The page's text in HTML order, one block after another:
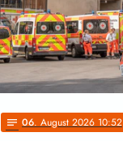
notes 06. August 2026 10:52